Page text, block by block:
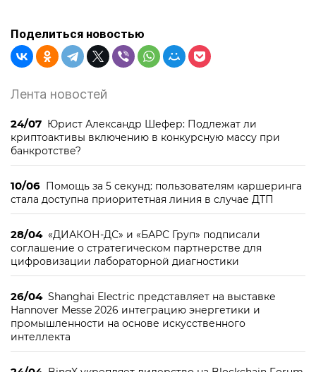
Поделиться новостью
Лента новостей
24/07 Юрист Александр Шефер: Подлежат ли
криптоактивы включению в конкурсную массу при
банкротстве?
10/06 Помощь за 5 секунд: пользователям каршеринга
стала доступна приоритетная линия в случае ДТП
28/04 «ДИАКОН-ДС» и «БАРС Груп» подписали
соглашение о стратегическом партнерстве для
цифровизации лабораторной диагностики
26/04 Shanghai Electric представляет на выставке
Hannover Messe 2026 интеграцию энергетики и
промышленности на основе искусственного
интеллекта